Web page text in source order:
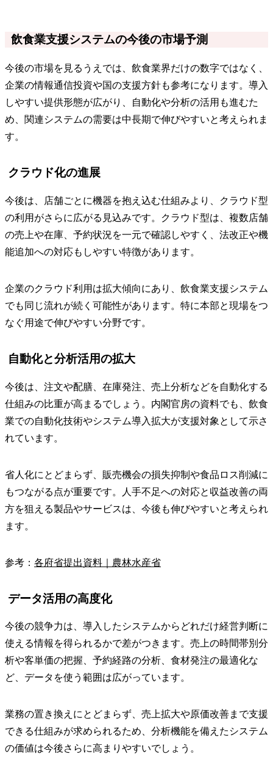
飲食業支援システムの今後の市場予測
今後の市場を見るうえでは、飲食業界だけの数字ではなく、
企業の情報通信投資や国の支援方針も参考になります。導入
しやすい提供形態が広がり、自動化や分析の活用も進むた
め、関連システムの需要は中長期で伸びやすいと考えられま
す。
クラウド化の進展
今後は、店舗ごとに機器を抱え込む仕組みより、クラウド型
の利用がさらに広がる見込みです。クラウド型は、複数店舗
の売上や在庫、予約状況を一元で確認しやすく、法改正や機
能追加への対応もしやすい特徴があります。
企業のクラウド利用は拡大傾向にあり、飲食業支援システム
でも同じ流れが続く可能性があります。特に本部と現場をつ
なぐ用途で伸びやすい分野です。
自動化と分析活用の拡大
今後は、注文や配膳、在庫発注、売上分析などを自動化する
仕組みの比重が高まるでしょう。内閣官房の資料でも、飲食
業での自動化技術やシステム導入拡大が支援対象として示さ
れています。
省人化にとどまらず、販売機会の損失抑制や食品ロス削減に
もつながる点が重要です。人手不足への対応と収益改善の両
方を狙える製品やサービスは、今後も伸びやすいと考えられ
ます。
参考： 各府省提出資料｜農林水産省
データ活用の高度化
今後の競争力は、導入したシステムからどれだけ経営判断に
使える情報を得られるかで差がつきます。売上の時間帯別分
析や客単価の把握、予約経路の分析、食材発注の最適化な
ど、データを使う範囲は広がっています。
業務の置き換えにとどまらず、売上拡大や原価改善まで支援
できる仕組みが求められるため、分析機能を備えたシステム
の価値は今後さらに高まりやすいでしょう。